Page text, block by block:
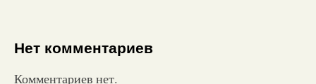
Нет комментариев
Комментариев нет.